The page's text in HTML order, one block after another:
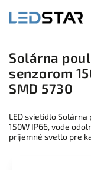
Solárna
senzorom
SMD 5730
LED svietidlo
150W IP66, vode
príjemné svetlo pre